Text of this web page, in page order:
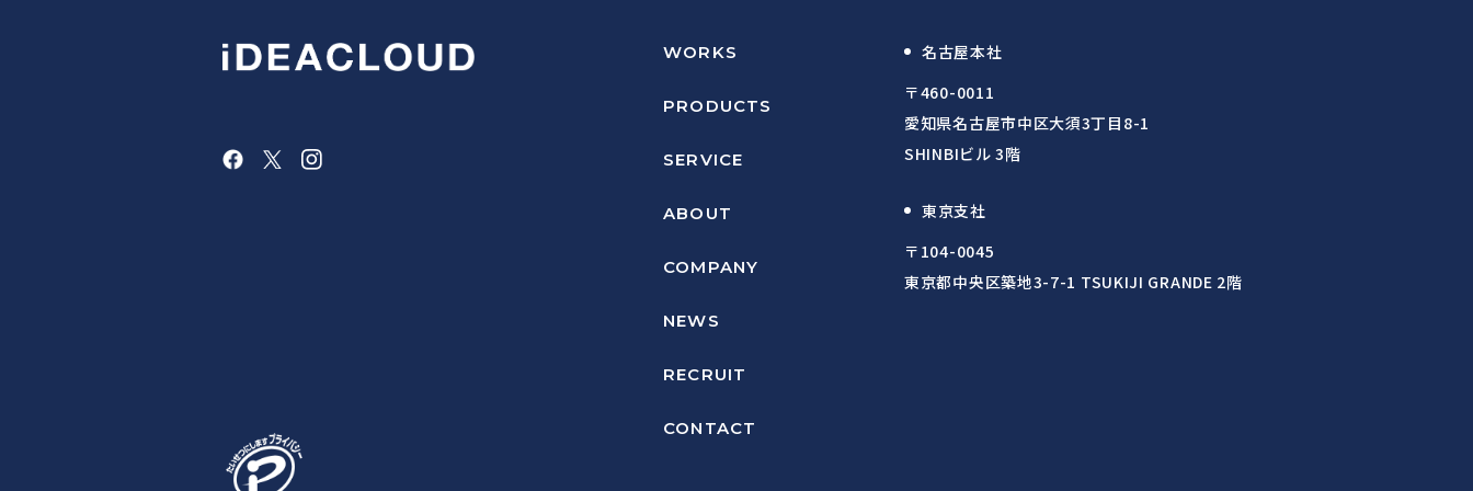
WORKS
PRODUCTS
SERVICE
ABOUT
COMPANY
NEWS
RECRUIT
CONTACT
名古屋本社
〒460-0011
愛知県名古屋市中区大須3丁目8-1
SHINBIビル 3階
東京支社
〒104-0045
東京都中央区築地3-7-1 TSUKIJI GRANDE 2階